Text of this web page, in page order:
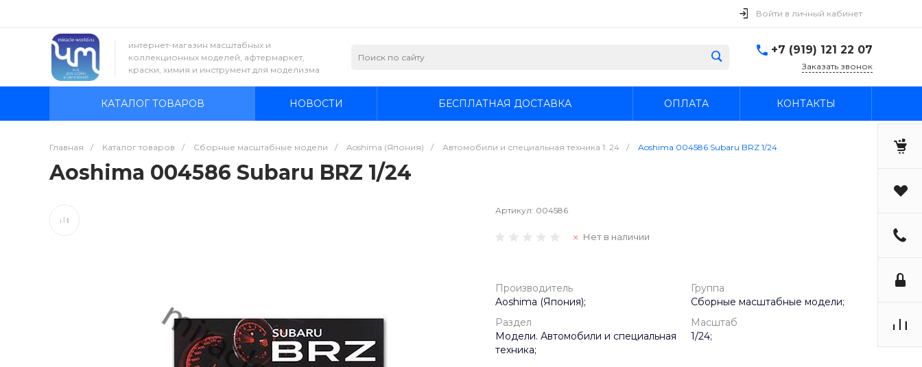
Войти в личный кабинет
интернет-магазин масштабных и
коллекционных моделей, афтермаркет,
краски, химия и инструмент для моделизма
+7 (919) 121 22 07
Заказать звонок
КАТАЛОГ ТОВАРОВ НОВОСТИ БЕСПЛАТНАЯ ДОСТАВКА ОПЛАТА КОНТАКТЫ
Главная / Каталог товаров / Сборные масштабные модели / Aoshima (Япония) / Автомобили и специальная техника 1: 24 / Aoshima 004586 Subaru BRZ 1/24
Aoshima 004586 Subaru BRZ 1/24
Артикул: 004586
Нет в наличии
Производитель
Aoshima (Япония);
Группа
Сборные масштабные модели;
Раздел
Модели. Автомобили и специальная
техника;
Масштаб
1/24;